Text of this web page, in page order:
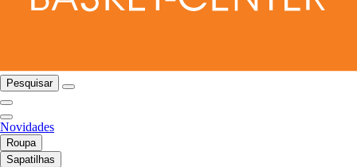
Pesquisar
Novidades
Roupa
Sapatilhas